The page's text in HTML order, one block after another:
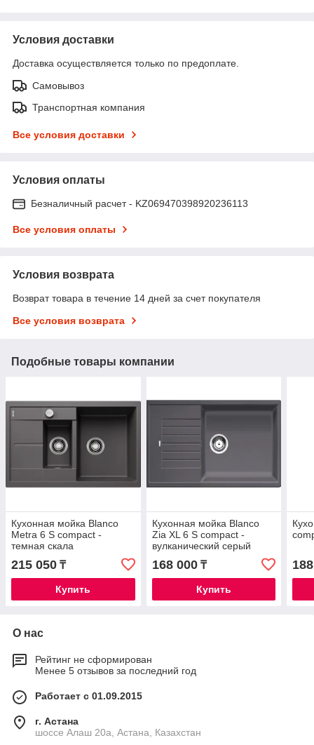
Условия доставки
Доставка осуществляется только по предоплате.
Самовывоз
Транспортная компания
Все условия доставки
Условия оплаты
Безналичный расчет - KZ069470398920236113
Все условия оплаты
Условия возврата
Возврат товара в течение 14 дней за счет покупателя
Все условия возврата
Подобные товары компании
Кухонная мойка Blanco
Metra 6 S compact -
темная скала
215 050 ₸
Купить
Кухонная мойка Blanco
Zia XL 6 S compact -
вулканический серый
168 000₸
Купить
О нас
Рейтинг не сформирован
Менее 5 отзывов за последний год
Работает с 01.09.2015
г. Астана
шоссе Алаш 20а, Астана, Казахстан